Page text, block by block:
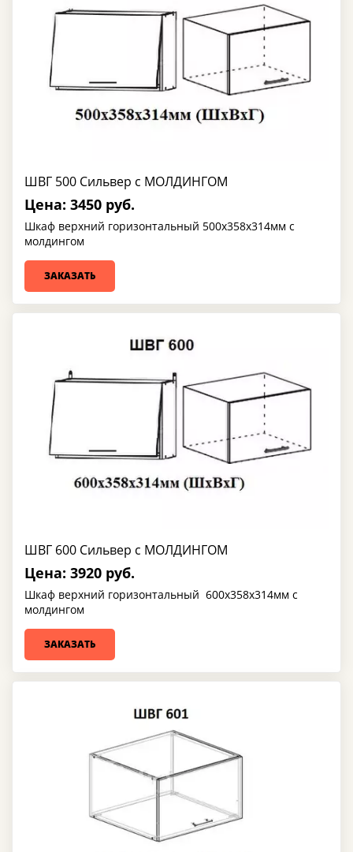
ШВГ 500 Сильвер с МОЛДИНГОМ
Цена: 3450 руб.
Шкаф верхний горизонтальный 500х358х314мм с
молдингом
ЗАКАЗАТЬ
ШВГ 600 Сильвер с МОЛДИНГОМ
Цена: 3920 руб.
Шкаф верхний горизонтальный 600х358х314мм с
молдингом
ЗАКАЗАТЬ